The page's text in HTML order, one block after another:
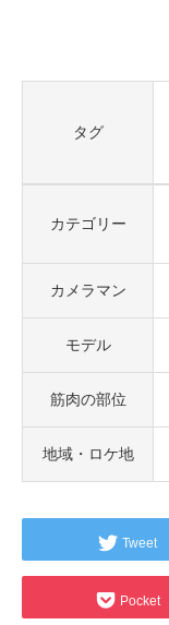
タグ
カテゴリー
カメラマン
モデル
筋肉の部位
地域・ロケ地
Tweet
Pocket